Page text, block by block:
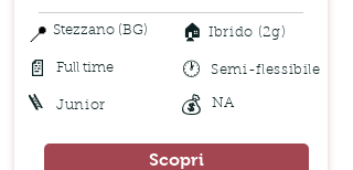
📍 Stezzano (BG) 🏠
📄
Ibrido (2g)
Full time 🕐 Semi-flessibile
🪜 💰
Junior NA
Scopri